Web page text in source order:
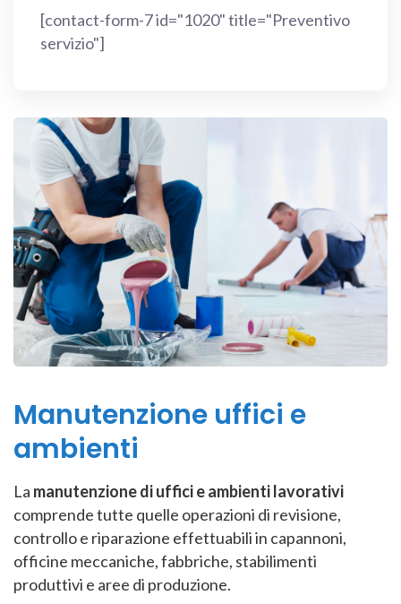
[contact-form-7 id="1020" title="Preventivo
servizio"]
Manutenzione uffici e
ambienti
La manutenzione di uffici e ambienti lavorativi
comprende tutte quelle operazioni di revisione,
controllo e riparazione effettuabili in capannoni,
officine meccaniche, fabbriche, stabilimenti
produttivi e aree di produzione.